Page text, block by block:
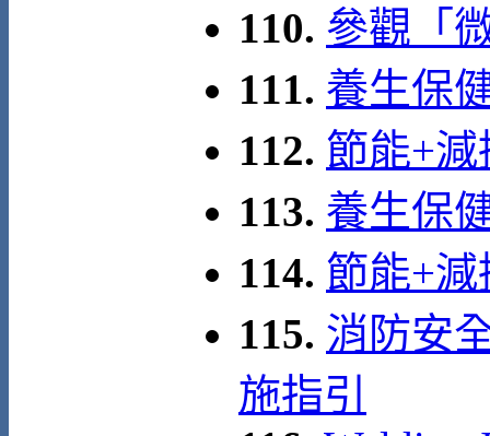
110. 參觀「
111. 養生保
112. 節能+
113. 養生保
114. 節能+
115. 消防安
施指引